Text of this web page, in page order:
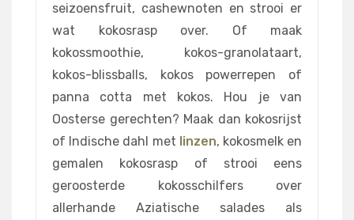
seizoensfruit, cashewnoten en strooi er
wat kokosrasp over. Of maak
kokossmoothie, kokos-granolataart,
kokos-blissballs, kokos powerrepen of
panna cotta met kokos. Hou je van
Oosterse gerechten? Maak dan kokosrijst
of Indische dahl met linzen, kokosmelk en
gemalen kokosrasp of strooi eens
geroosterde kokosschilfers over
allerhande Aziatische salades als